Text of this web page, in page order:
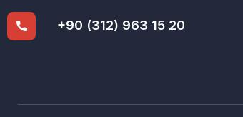
+90 (312) 963 15 20